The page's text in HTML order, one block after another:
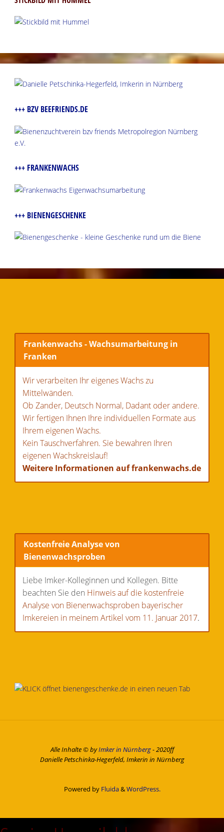
+++ BZV BEEFRIENDS.DE
+++ FRANKENWACHS
+++ BIENENGESCHENKE
Frankenwachs - Wachsumarbeitung in
Franken
Wir verarbeiten Ihr eigenes Wachs zu
Mittelwänden.
Ob Zander, Deutsch Normal, Dadant oder andere.
Wir fertigen Ihnen Ihre individuellen Formate aus
Ihrem eigenen Wachs.
Kein Tauschverfahren. Sie bewahren Ihren
eigenen Wachskreislauf!
Weitere Informationen auf frankenwachs.de
Kostenfreie Analyse von
Bienenwachsproben
Liebe Imker-Kolleginnen und Kollegen. Bitte
beachten Sie den Hinweis auf die kostenfreie
Analyse von Bienenwachsproben bayerischer
Imkereien in meinem Artikel vom 11. Januar 2017.
Alle Inhalte © byImker in Nürnberg- 2020ff
Danielle Petschinka-Hegerfeld, Imkerin in Nürnberg
Powered byFluida&WordPress.